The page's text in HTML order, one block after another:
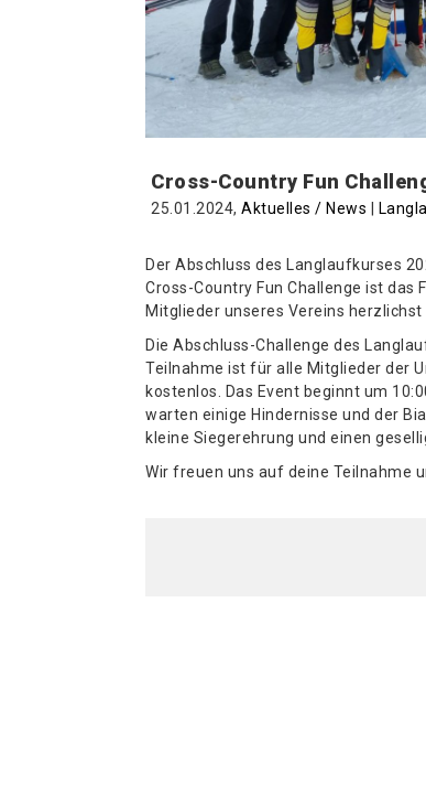
Cross-Country Fun
25.01.2024, Aktuelles / News
Der Abschluss des Langlaufkurses
Cross-Country Fun Challenge ist
Mitglieder unseres Vereins
Die Abschluss-Challenge des
Teilnahme ist für alle Mitglieder der
kostenlos. Das Event beginnt um
warten einige Hindernisse und der
kleine Siegerehrung und einen
Wir freuen uns auf deine Teilnahme